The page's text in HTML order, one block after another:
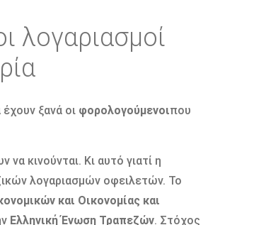
λογαριασμοί
ξανά οι φορολογούμενοιπου
κινούνται. Κι αυτό γιατί η
λογαριασμών οφειλετών. Το
και Οικονομίας και
Ελληνική Ένωση Τραπεζών. Στόχος